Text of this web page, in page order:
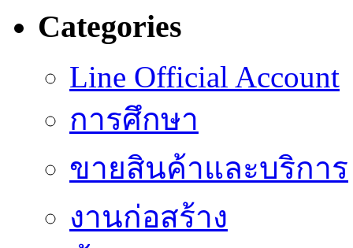
Categories
Line Official Account
การศึกษา
ขายสินค้าและบริการ
งานก่อสร้าง